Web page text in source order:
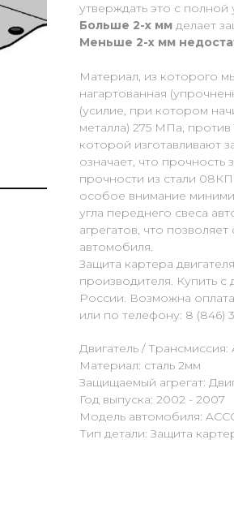
утверждать это с полной
Больше 2-х мм делает
Меньше 2-х мм
Материал, из которого
нагартованная
(усилие, при котором
металла) 275 МПа,
которой изготавливают
означает, что
прочности из стали
особое внимание
угла переднего свеса
агрегатов, что
автомобиля.
Защита картера
производителя. Купить
России. Возможна
или по телефону: 8 (846)
Двигатель / Трансмиссия:
Материал: сталь 2мм
Защищаемый агрегат:
Год выпуска: 2002 - 2007
Модель автомобиля:
Тип детали: Защита